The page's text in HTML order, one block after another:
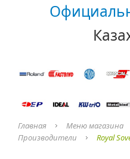
Главная Меню магазина
Производители
Royal